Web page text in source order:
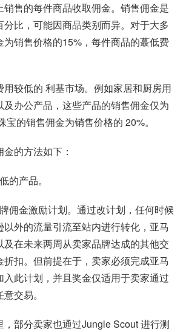
销售的每件商品收取佣金。销售佣金是
比，可能因商品类别而异。对于大多
为销售价格的15%，每件商品的蕞低费
较低的 利基市场。例如家居和厨房用
办公产品，这些产品的销售佣金仅为
宝的销售佣金为销售价格的 20%。
的方法如下：
的产品。
佣金激励计划。通过改计划，任何时候
外的流量引流至站内进行转化，亚马
在未来两周从卖家品牌达成的其他交
扣。但前提在于，卖家必须完成亚马
此计划，并且奖金仅适用于卖家通过
交易。
部分卖家也通过Jungle Scout 进行测